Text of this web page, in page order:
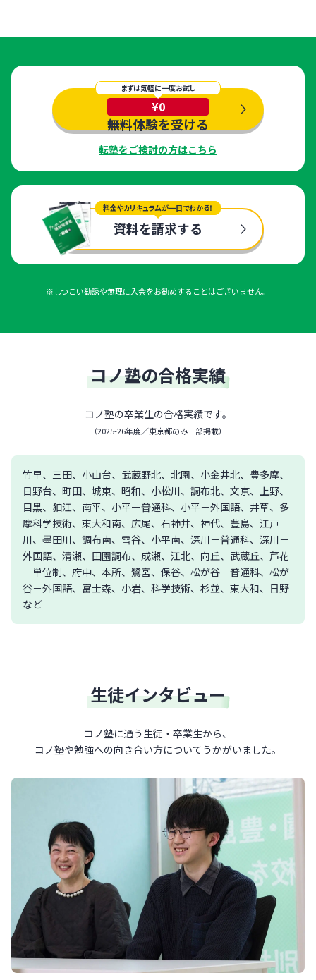
まずは気軽に一度お試し
¥0
無料体験を受ける
転塾をご検討の方はこちら
料金やカリキュラムが一目でわかる！
資料を請求する
※しつこい勧誘や無理に入会をお勧めすることはございません。
コノ塾の合格実績
コノ塾の卒業生の合格実績です。
（2025-26年度／東京都のみ一部掲載）
竹早、三田、小山台、武蔵野北、北園、小金井北、豊多摩、
日野台、町田、城東、昭和、小松川、調布北、文京、上野、
目黒、狛江、南平、小平ー普通科、小平－外国語、井草、多
摩科学技術、東大和南、広尾、石神井、神代、豊島、江戸
川、墨田川、調布南、雪谷、小平南、深川－普通科、深川－
外国語、清瀬、田園調布、成瀬、江北、向丘、武蔵丘、芦花
－単位制、府中、本所、鷺宮、保谷、松が谷－普通科、松が
谷－外国語、富士森、小岩、科学技術、杉並、東大和、日野
など
生徒インタビュー
コノ塾に通う生徒・卒業生から、
コノ塾や勉強への向き合い方について うかがいました。